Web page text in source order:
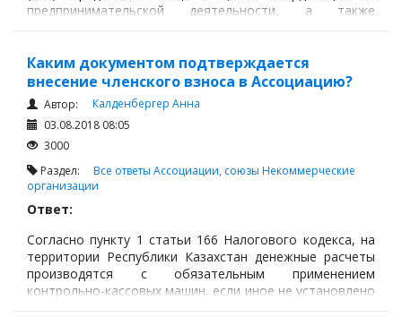
предпринимательской деятельности, а также
представления и защиты общих интересов могут
Каким документом подтверждается
внесение членского взноса в Ассоциацию?
Автор:
Калденбергер Анна
03.08.2018 08:05
3000
Раздел: Все ответы Ассоциации, союзы Некоммерческие
организации
Ответ:
Согласно пункту 1 статьи 166 Налогового кодекса, на
территории Республики Казахстан денежные расчеты
производятся с обязательным применением
контрольно-кассовых машин, если иное не установлено
настоящей статьей.